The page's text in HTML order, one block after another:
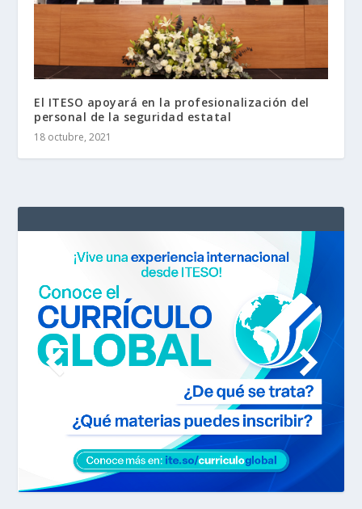
El ITESO apoyará en la profesionalización del
personal de la seguridad estatal
18 octubre, 2021